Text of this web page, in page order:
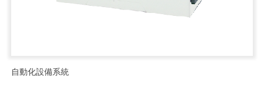
自動化設備系統